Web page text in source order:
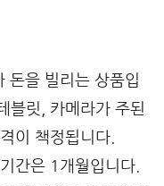
돈을 빌리는 상품입
블릿, 카메라가 주된
이 책정됩니다.
간은 1개월입니다.